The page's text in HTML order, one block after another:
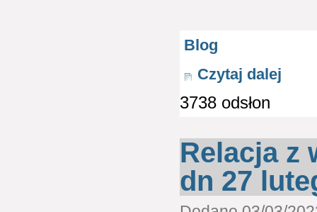
Blog
Czytaj dalej
3738 odsłon
Relacja z
dn 27